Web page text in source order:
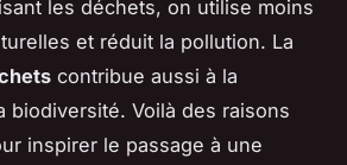
les déchets, on utilise moins
et réduit la pollution. La
contribue aussi à la
biodiversité. Voilà des raisons
inspirer le passage à une